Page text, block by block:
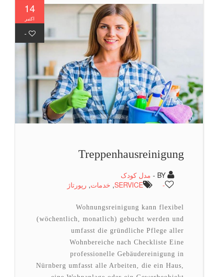
14
Treppenhausreinigung
مدل کودک
SERVICE
,خدمات, رپورتاژ
Wohnungsreinigung kann flexibel
(wöchentlich, monatlich) gebucht werden und
umfasst die gründliche Pflege aller
Wohnbereiche nach Checkliste Eine
professionelle Gebäudereinigung in
Nürnberg umfasst alle Arbeiten, die ein Haus,